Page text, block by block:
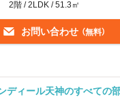
2階 / 2LDK / 51.3㎡
お問い合わせ （無料）
ディール天神のすべての